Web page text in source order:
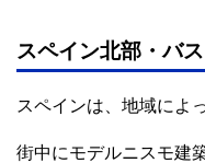
スペイン北部・バ
スペインは、地域によ
街中にモデルニスモ建